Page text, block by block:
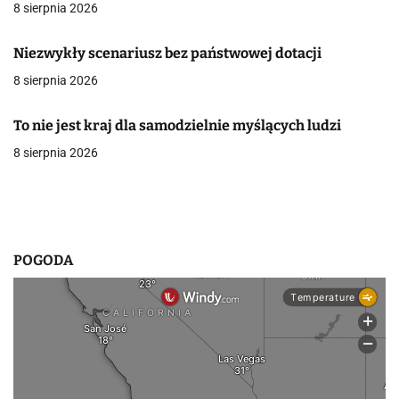
j
a
w
p
i
8 sierpnia 2026
Niezwykły scenariusz bez państwowej dotacji
8 sierpnia 2026
To nie jest kraj dla samodzielnie myślących ludzi
8 sierpnia 2026
POGODA